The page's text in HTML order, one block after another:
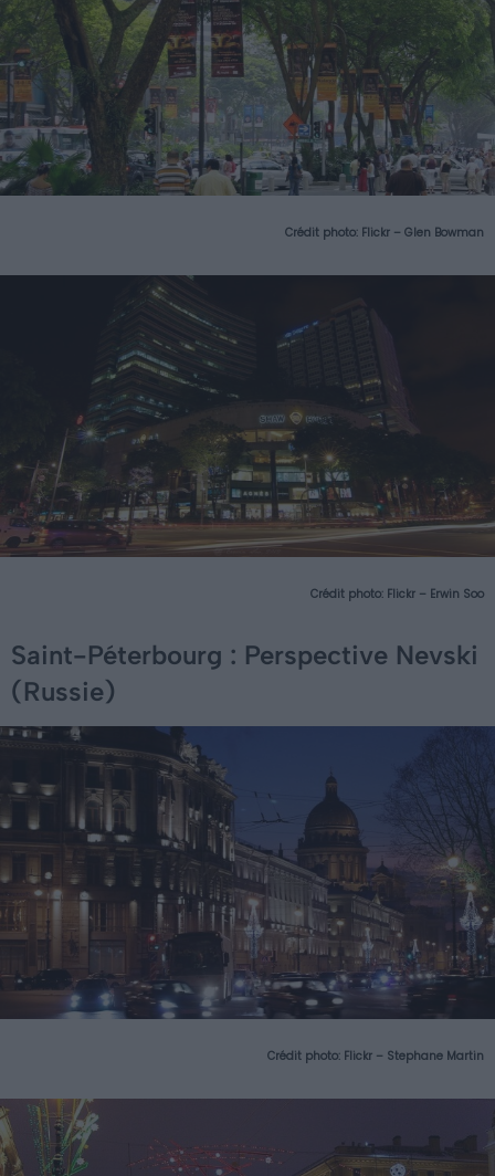
Crédit photo: Flickr – Glen Bowman
Crédit photo: Flickr – Erwin Soo
Saint-Péterbourg : Perspective Nevski
(Russie)
Crédit photo: Flickr – Stephane Martin